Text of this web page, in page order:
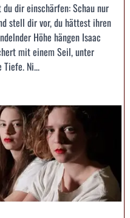
dir einschärfen: Schau nur
stell dir vor, du hättest ihren
Höhe hängen Isaac
mit einem Seil, unter
Ni...